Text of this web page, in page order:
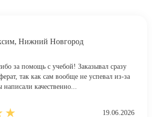
Нижний Новгород
за помощь с учебой! Заказывал сразу
так как сам вообще не успевал из-за
качественно...
19.06.2026